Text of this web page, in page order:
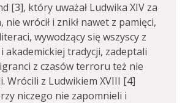
[3], który uważał Ludwika XIV za
wrócił i znikł nawet z pamięci,
wywodzący się wszyscy z
akademickiej tradycji, zadeptali
z czasów terroru też nie
Wrócili z Ludwikiem XVIII [4]
niczego nie zapomnieli i